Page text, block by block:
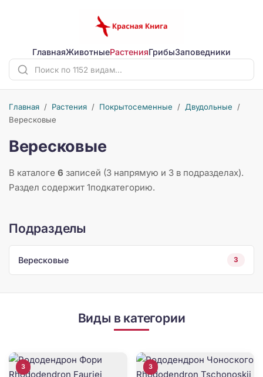
ГлавнаяЖивотныеРастенияГрибыЗаповедники
Главная / Растения / Покрытосеменные / Двудольные /
Вересковые
Вересковые
В каталоге 6 записей (3 напрямую и 3 в подразделах).
Раздел содержит 1подкатегорию.
Подразделы
Вересковые 3
Виды в категории
3 3